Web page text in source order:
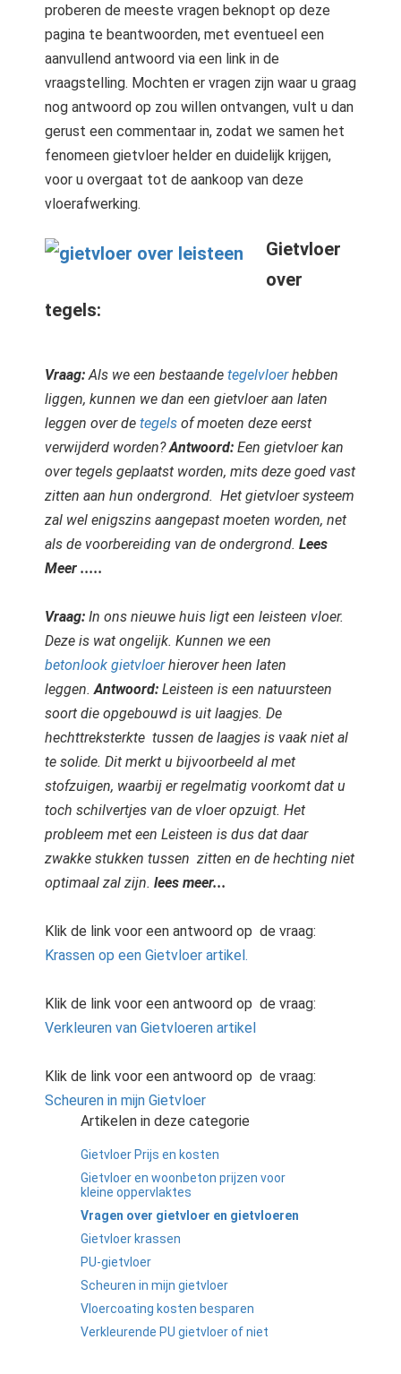
proberen de meeste vragen beknopt op deze
pagina te beantwoorden, met eventueel een
aanvullend antwoord via een link in de
vraagstelling. Mochten er vragen zijn waar u graag
nog antwoord op zou willen ontvangen, vult u dan
gerust een commentaar in, zodat we samen het
fenomeen gietvloer helder en duidelijk krijgen,
voor u overgaat tot de aankoop van deze
vloerafwerking.
Gietvloer
over
tegels:
Vraag:Als we een bestaande tegelvloerhebben
liggen, kunnen we dan een gietvloer aan laten
leggen over de tegels of moeten deze eerst
verwijderd worden? Antwoord: Een gietvloer kan
over tegels geplaatst worden, mits deze goed vast
zitten aan hun ondergrond. Het gietvloer systeem
zal wel enigszins aangepast moeten worden, net
als de voorbereiding van de ondergrond. Lees
Meer .....
Vraag: In ons nieuwe huis ligt een leisteen vloer.
Deze is wat ongelijk. Kunnen we een
betonlook gietvloerhierover heen laten
leggen.Antwoord: Leisteen is een natuursteen
soort die opgebouwd is uit laagjes. De
hechttreksterkte tussen de laagjes is vaak niet al
te solide. Dit merkt u bijvoorbeeld al met
stofzuigen, waarbij er regelmatig voorkomt dat u
toch schilvertjes van de vloer opzuigt. Het
probleem met een Leisteen is dus dat daar
zwakke stukken tussen zitten en de hechting niet
optimaal zal zijn. lees meer...
Klik de link voor een antwoord op de vraag:
Krassen op een Gietvloer artikel.
Klik de link voor een antwoord op de vraag:
Verkleuren van Gietvloeren artikel
Klik de link voor een antwoord op de vraag:
Scheuren in mijn Gietvloer
Artikelen in deze categorie
Gietvloer Prijs en kosten
Gietvloer en woonbeton prijzen voor
kleine oppervlaktes
Vragen over gietvloer en gietvloeren
Gietvloer krassen
PU-gietvloer
Scheuren in mijn gietvloer
Vloercoating kosten besparen
Verkleurende PU gietvloer of niet